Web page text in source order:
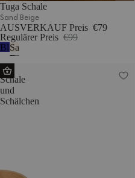
Tuga Schale
Sand Beige
AUSVERKAUF Preis €79
Regulärer Preis €99
Blaubeermousse
Sand
Beige
Oul
Schale
und
Schälchen